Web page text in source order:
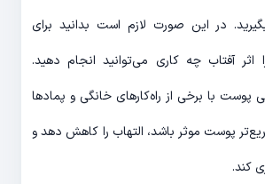
در این صورت لازم است بدانید برای
آفتاب چه کاری می‌توانید انجام دهید.
پوست با برخی از راه‌کارهای خانگی و پمادها
پوست موثر باشد، التهاب را کاهش دهد و
کند.